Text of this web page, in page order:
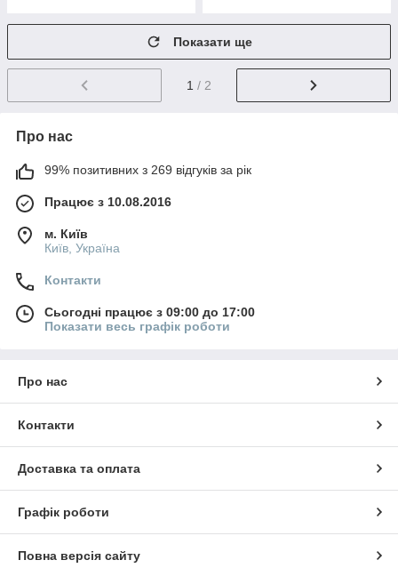
Показати ще
1 / 2
Про нас
99% позитивних з 269 відгуків за рік
Працює з 10.08.2016
м. Київ
Київ, Україна
Контакти
Сьогодні працює з 09:00 до 17:00
Показати весь графік роботи
Про нас
Контакти
Доставка та оплата
Графік роботи
Повна версія сайту